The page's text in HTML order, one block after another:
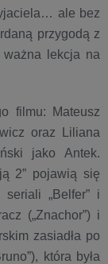
ale bez
przygodą z
ważna lekcja na
filmu: Mateusz
oraz Liliana
jako Antek.
2” pojawią się
„Belfer” i
(„Znachor”) i
zasiadła po
która była